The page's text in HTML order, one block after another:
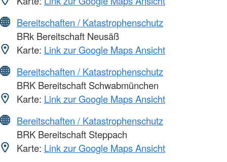
Bereitschaften / Katastrophenschutz
BRk Bereitschaft Neusäß
Karte: Link zur Google Maps Ansicht
Bereitschaften / Katastrophenschutz
BRK Bereitschaft Schwabmünchen
Karte: Link zur Google Maps Ansicht
Bereitschaften / Katastrophenschutz
BRK Bereitschaft Steppach
Karte: Link zur Google Maps Ansicht